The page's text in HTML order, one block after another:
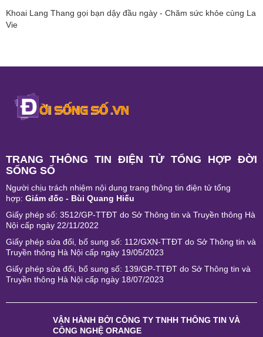
Khoai Lang Thang gọi bạn dậy đầu ngày - Chăm sức khỏe cùng La
Vie
TRANG THÔNG TIN ĐIỆN TỬ TỔNG HỢP ĐỜI
SỐNG SỐ
Người chịu trách nhiệm nội dung trang thông tin điện tử tổng
hợp: Giám đốc - Bùi Quang Hiếu
Giấy phép số: 3512/GP-TTĐT do Sở Thông tin và Truyền thông Hà
Nội cấp ngày 22/11/2022
Giấy phép sửa đổi, bổ sung số: 112/GXN-TTĐT do Sở Thông tin và
Truyền thông Hà Nội cấp ngày 19/05/2023
Giấy phép sửa đổi, bổ sung số: 139/GP-TTĐT do Sở Thông tin và
Truyền thông Hà Nội cấp ngày 18/07/2023
VẬN HÀNH BỞI CÔNG TY TNHH THÔNG TIN VÀ
CÔNG NGHỆ ORANGE